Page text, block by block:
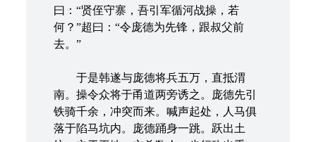
曰：“贤侄守寨，吾引军循河战操，若
何？”超曰：“令庞德为先锋，跟叔父前
去。”
于是韩遂与庞德将兵五万，直抵渭
南。操令众将于甬道两旁诱之。庞德先引
铁骑千余，冲突而来。喊声起处，人马俱
落于陷马坑内。庞德踊身一跳。跃出土